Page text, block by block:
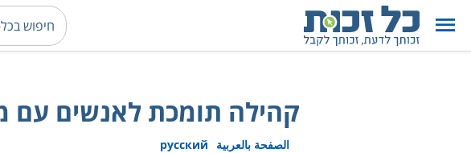
קהילה תומכת לאנשים עם
الصفحة بالعربية
русский